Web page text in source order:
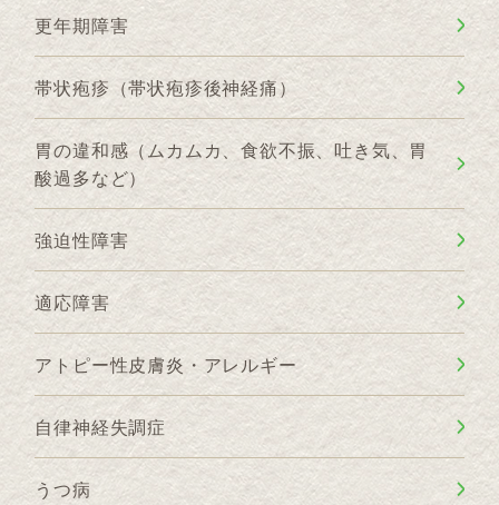
更年期障害
帯状疱疹（帯状疱疹後神経痛）
胃の違和感（ムカムカ、食欲不振、吐き気、胃
酸過多など）
強迫性障害
適応障害
アトピー性皮膚炎・アレルギー
自律神経失調症
うつ病